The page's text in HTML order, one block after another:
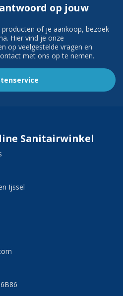
op jouw
of je aankoop, bezoek
Hier vind je onze
op veelgestelde vragen en
met ons op te nemen.
Sanitairwinkel
Ijssel